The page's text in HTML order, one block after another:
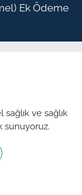
Ek Ödeme
ve sağlık
sunuyoruz.